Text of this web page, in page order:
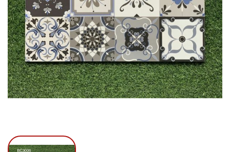
Ngày hết hạn:
Điều kiện: